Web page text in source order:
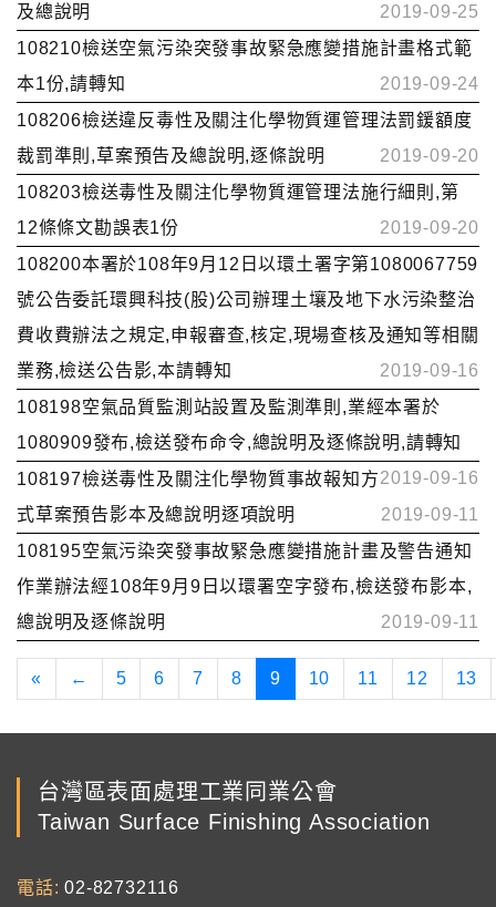
及總說明
2019-09-25
108210檢送空氣污染突發事故緊急應變措施計畫格式範
本1份,請轉知
2019-09-24
108206檢送違反毒性及關注化學物質運管理法罰鍰額度
裁罰準則,草案預告及總說明,逐條說明
2019-09-20
108203檢送毒性及關注化學物質運管理法施行細則,第
12條條文勘誤表1份
2019-09-20
108200本署於108年9月12日以環土署字第1080067759
號公告委託環興科技(股)公司辦理土壤及地下水污染整治
費收費辦法之規定,申報審查,核定,現場查核及通知等相關
業務,檢送公告影,本請轉知
2019-09-16
108198空氣品質監測站設置及監測準則,業經本署於
1080909發布,檢送發布命令,總說明及逐條說明,請轉知
2019-09-16
108197檢送毒性及關注化學物質事故報知方
式草案預告影本及總說明逐項說明
2019-09-11
108195空氣污染突發事故緊急應變措施計畫及警告通知
作業辦法經108年9月9日以環署空字發布,檢送發布影本,
總說明及逐條說明
2019-09-11
« ← 5 6 7 8 9 10 11 12 13
台灣區表面處理工業同業公會
Taiwan Surface Finishing Association
電話
02-82732116